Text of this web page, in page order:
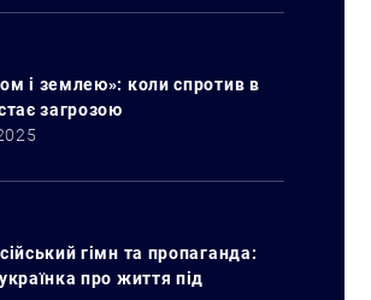
і землею»: коли спротив в
загрозою
гімн та пропаганда:
про життя під